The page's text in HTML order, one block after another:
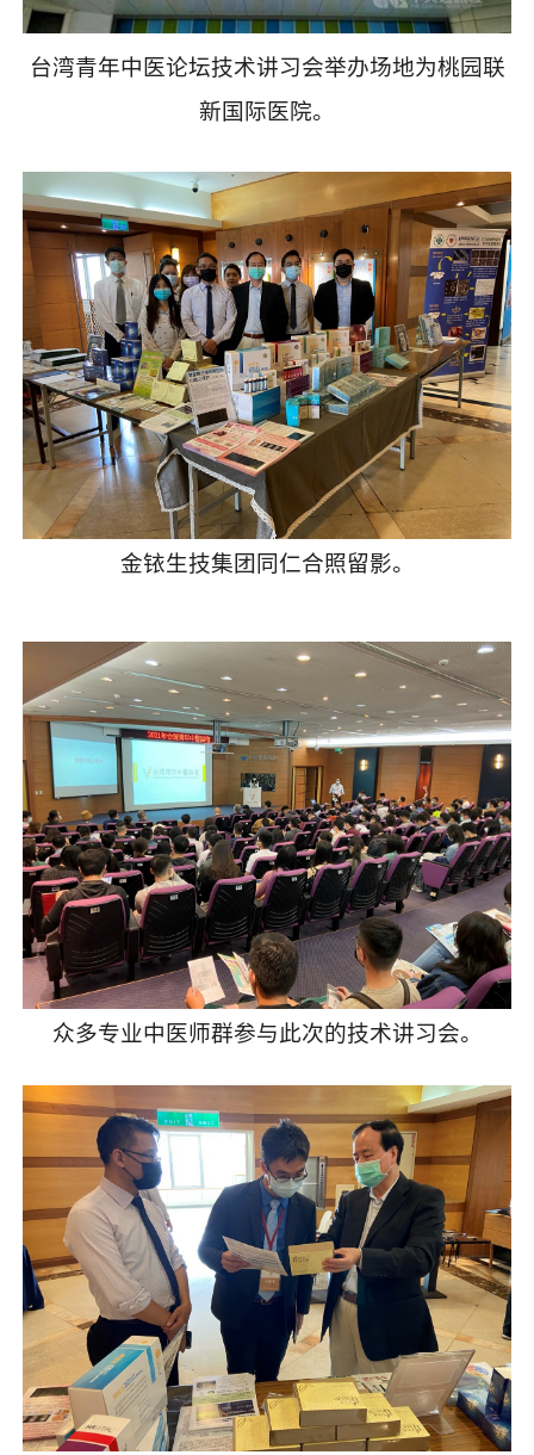
台湾青年中医论坛技术讲习会举办场地为桃园联
新国际医院。
金铱生技集团同仁合照留影。
众多专业中医师群参与此次的技术讲习会。